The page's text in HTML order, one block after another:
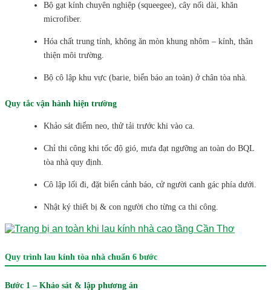
Bộ gạt kính chuyên nghiệp (squeegee), cây nối dài, khăn
microfiber.
Hóa chất trung tính, không ăn mòn khung nhôm – kính, thân
thiện môi trường.
Bộ cô lập khu vực (barie, biển báo an toàn) ở chân tòa nhà.
Quy tắc vận hành hiện trường
Khảo sát điểm neo, thử tải trước khi vào ca.
Chỉ thi công khi tốc độ gió, mưa đạt ngưỡng an toàn do BQL
tòa nhà quy định.
Cô lập lối đi, đặt biển cảnh báo, cử người canh gác phía dưới.
Nhật ký thiết bị & con người cho từng ca thi công.
Quy trình lau kính tòa nhà chuẩn 6 bước
Bước 1 – Khảo sát & lập phương án